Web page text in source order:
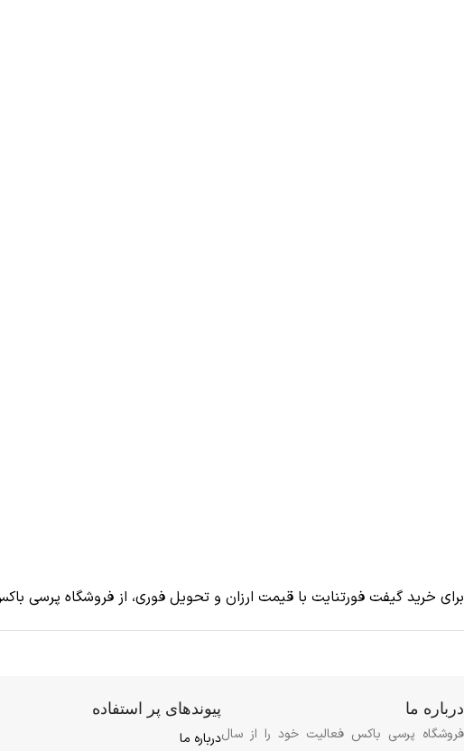
برای خرید گیفت فورتنایت با قیمت ارزان و تحویل فوری، از فروشگاه پرسی
درباره ما
فروشگاه پرسی باکس فعالیت خود را از سال
پیوندهای پر استفاده
درباره ما